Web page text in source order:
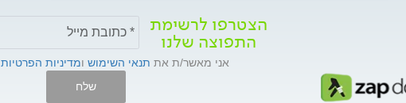
הצטרפו לרשימת
התפוצה שלנו
אני מאשר/ת את תנאי השימוש ומדיניות הפרטיות
שלח